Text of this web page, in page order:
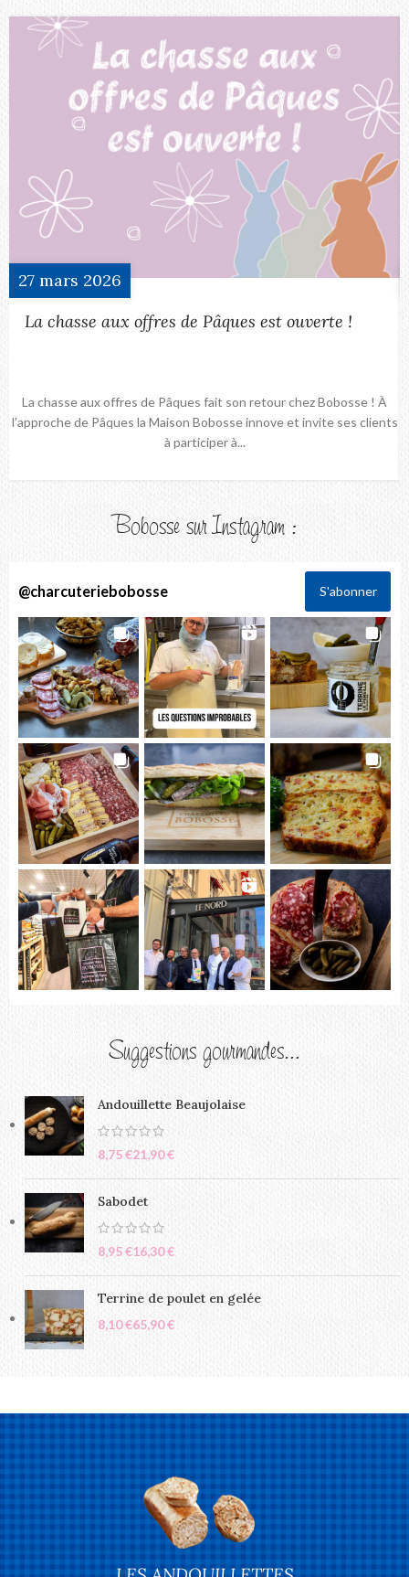
27mars 2026
La chasse aux offres de Pâques est ouverte !
La chasse aux offres de Pâques fait son retour chez Bobosse ! À
l’approche de Pâques la Maison Bobosse innove et invite ses clients
à participer à...
Bobosse sur Instagram :
@charcuteriebobosse S'abonner
Suggestions gourmandes...
Andouillette Beaujolaise
€ €
Sabodet
€ €
Terrine de poulet en gelée
€ €